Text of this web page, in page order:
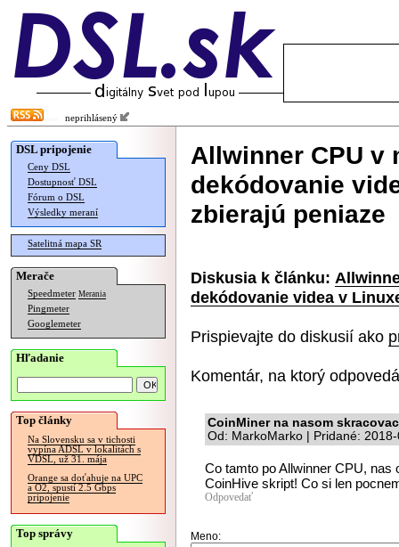
neprihlásený
DSL pripojenie
Ceny DSL
Dostupnosť DSL
Fórum o DSL
Výsledky meraní
Satelitná mapa SR
Merače
Speedmeter Merania
Pingmeter
Googlemeter
Hľadanie
Top články
Na Slovensku sa v tichosti
vypína ADSL v lokalitách s
VDSL, už 31. mája
Orange sa doťahuje na UPC
a O2, spustí 2.5 Gbps
pripojenie
Top správy
Allwinner CPU v
dekódovanie
zbierajú peniaze
Diskusia k článku:
dekódovanie videa v
Prispievajte do diskusií ako
Komentár, na ktorý
CoinMiner na nasom
Od: MarkoMarko | Pridané:
Co tamto po Allwinner CPU,
CoinHive skript! Co si len
Odpovedať
Meno: